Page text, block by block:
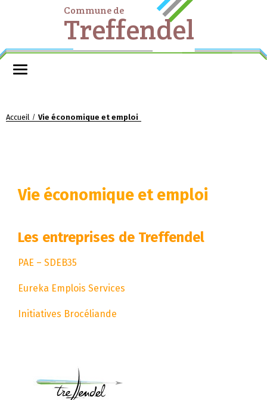
Commune de
Treffendel
Accueil / Vie économique et emploi
Vie économique et emploi
Les entreprises de Treffendel
PAE – SDEB35
Eureka Emplois Services
Initiatives Brocéliande